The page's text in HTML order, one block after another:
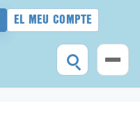
EL MEU COMPTE